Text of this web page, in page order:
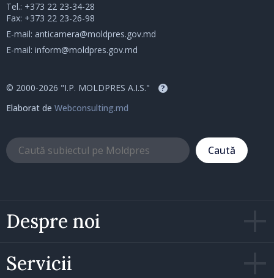
Despre noi
Servicii
Tel.: +373 22 23-34-28
Fax: +373 22 23-26-98
E-mail: anticamera@moldpres.gov.md
E-mail: inform@moldpres.gov.md
© 2000-2026 "I.P. MOLDPRES A.I.S." ?
Elaborat de Webconsulting.md
Caută